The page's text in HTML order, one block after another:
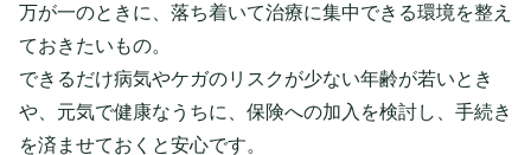
万が一のときに、落ち着いて治療に集中できる環境を整え
ておきたいもの。
できるだけ病気やケガのリスクが少ない年齢が若いとき
や、元気で健康なうちに、保険への加入を検討し、手続き
を済ませておくと安心です。